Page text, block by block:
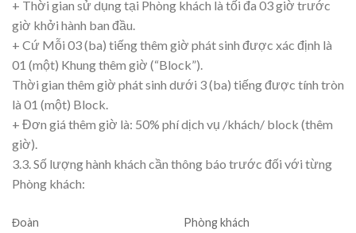
+ Thời gian sử dụng tại Phòng khách là tối đa 03 giờ trước
giờ khởi hành ban đầu.
+ Cứ Mỗi 03 (ba) tiếng thêm giờ phát sinh được xác định là
01 (một) Khung thêm giờ (“Block”).
Thời gian thêm giờ phát sinh dưới 3 (ba) tiếng được tính tròn
là 01 (một) Block.
+ Đơn giá thêm giờ là: 50% phí dịch vụ /khách/ block (thêm
giờ).
3.3. Số lượng hành khách cần thông báo trước đối với từng
Phòng khách:
Đoàn Phòng khách